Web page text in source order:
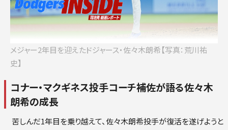
オリ
メジャー2年目を迎えたドジャース・佐々木朗希【写真：荒川祐
史】
コナー・マクギネス投手コーチ補佐が語る佐々木
朗希の成長
苦しんだ1年目を乗り越えて、佐々木朗希投手が復活を遂げようと